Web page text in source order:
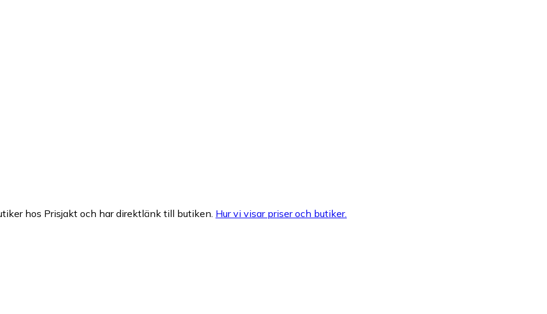
hos Prisjakt och har direktlänk till butiken. Hur vi visar priser och butiker.